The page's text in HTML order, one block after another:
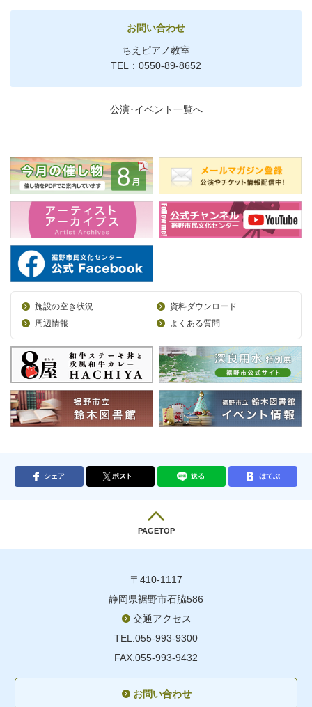
お問い合わせ
ちえピアノ教室
TEL：0550-89-8652
公演･イベント一覧へ
施設の空き状況
資料ダウンロード
周辺情報
よくある質問
シェア ポスト 送る はてぶ
PAGETOP
〒410-1117
静岡県裾野市石脇586
交通アクセス
TEL.055-993-9300
FAX.055-993-9432
お問い合わせ